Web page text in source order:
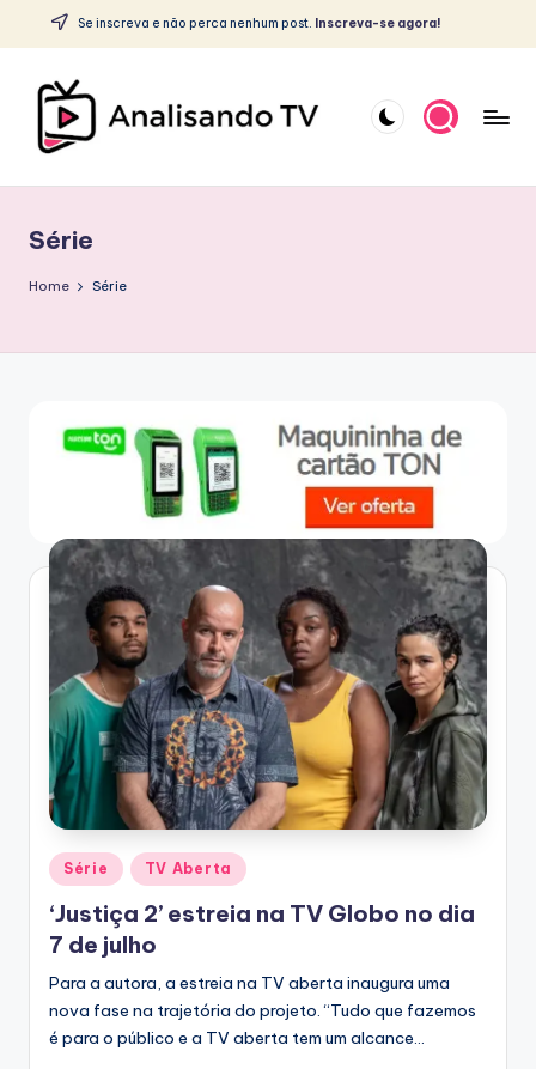
Skip
content
Se inscreva e não perca nenhum post. Inscreva-se agora!
A
L
T
V
Série
Home Série
Posted
in
Série TV Aberta
‘Justiça 2’ estreia na TV Globo no dia
7 de julho
Para a autora, a estreia na TV aberta inaugura uma
nova fase na trajetória do projeto. “Tudo que fazemos
é para o público e a TV aberta tem um alcance…